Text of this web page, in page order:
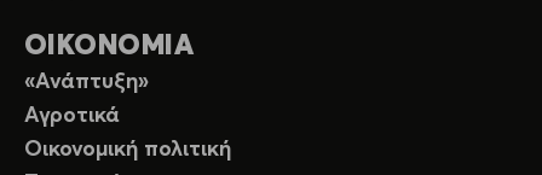
ΟΙΚΟΝΟΜΙΑ
«Ανάπτυξη»
Αγροτικά
Οικονομική πολιτική